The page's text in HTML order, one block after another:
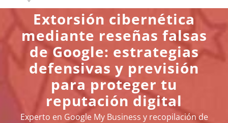
INICIO
REPUTACIÓN
TU ACTIVIDAD
EL MÉTODO
NOTICIAS
SOBRE NOSOTROS
Extorsión cibernética
mediante reseñas falsas
de Google: estrategias
defensivas y previsión
para proteger tu
reputación digital
Experto en Google My Business y recopilación de